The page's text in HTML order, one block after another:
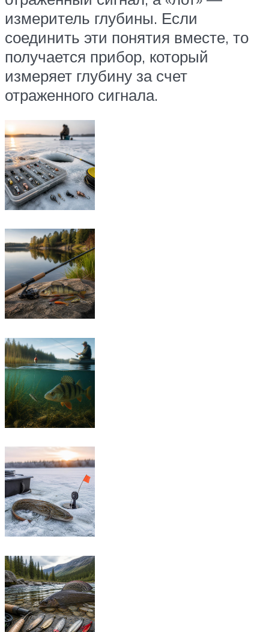
измеритель глубины. Если
соединить эти понятия вместе, то
получается прибор, который
измеряет глубину за счет
отраженного сигнала.